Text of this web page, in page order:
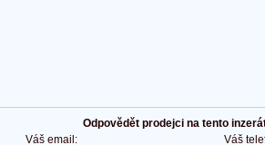
Odpovědět prodejci na tento
Váš email:
Váš